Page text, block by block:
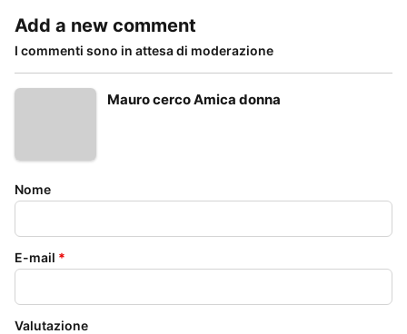
Add a new comment
I commenti sono in attesa di moderazione
Mauro cerco Amica donna
Nome
E-mail *
Valutazione